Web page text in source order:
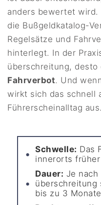
anders bewertet
die Bußgeldkatalog-
Regelsätze und
hinterlegt. In der
überschreitung, desto
Fahrverbot. Und
wirkt sich das schnell
Führerscheinalltag aus.
Schwelle: Das
innerorts
Dauer: Je nach
überschreitung
bis zu 3